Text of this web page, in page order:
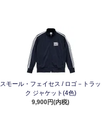
スモール・フェイセス / ロゴ－トラッ
ク ジャケット(4色)
9,900円(内税)